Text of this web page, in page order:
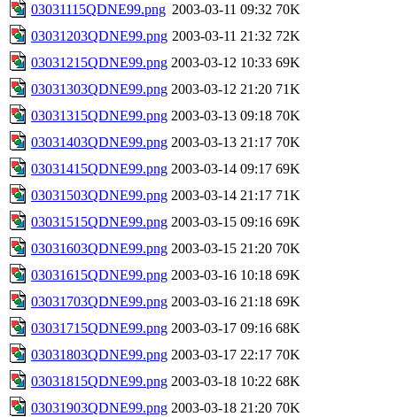
03031115QDNE99.png 2003-03-11 09:32 70K
03031203QDNE99.png 2003-03-11 21:32 72K
03031215QDNE99.png 2003-03-12 10:33 69K
03031303QDNE99.png 2003-03-12 21:20 71K
03031315QDNE99.png 2003-03-13 09:18 70K
03031403QDNE99.png 2003-03-13 21:17 70K
03031415QDNE99.png 2003-03-14 09:17 69K
03031503QDNE99.png 2003-03-14 21:17 71K
03031515QDNE99.png 2003-03-15 09:16 69K
03031603QDNE99.png 2003-03-15 21:20 70K
03031615QDNE99.png 2003-03-16 10:18 69K
03031703QDNE99.png 2003-03-16 21:18 69K
03031715QDNE99.png 2003-03-17 09:16 68K
03031803QDNE99.png 2003-03-17 22:17 70K
03031815QDNE99.png 2003-03-18 10:22 68K
03031903QDNE99.png 2003-03-18 21:20 70K